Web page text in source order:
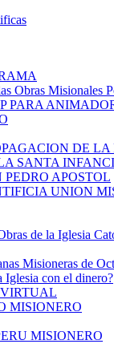
Obras Misionales
PARA
DE LA
SANTA
PEDRO APOSTOL
UNION
de la Iglesia
Misioneras de
Iglesia con el dinero?
MISIONERO
MISIONERO